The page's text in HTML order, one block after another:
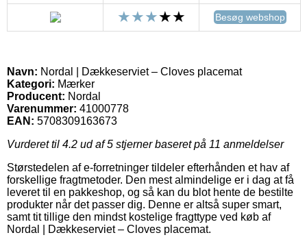
Besøg webshop
Navn: Nordal | Dækkeserviet – Cloves placemat
Kategori: Mærker
Producent: Nordal
Varenummer: 41000778
EAN: 5708309163673
Vurderet til 4.2 ud af 5 stjerner baseret på 11 anmeldelser
Størstedelen af e-forretninger tildeler efterhånden et hav af
forskellige fragtmetoder. Den mest almindelige er i dag at få
leveret til en pakkeshop, og så kan du blot hente de bestilte
produkter når det passer dig. Denne er altså super smart,
samt tit tillige den mindst kostelige fragttype ved køb af
Nordal | Dækkeserviet – Cloves placemat.